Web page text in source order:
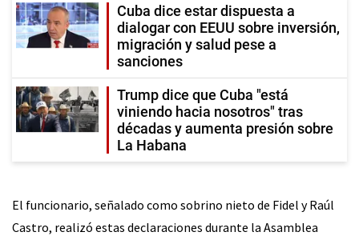
Cuba dice estar dispuesta a
dialogar con EEUU sobre inversión,
migración y salud pese a
sanciones
Trump dice que Cuba "está
viniendo hacia nosotros" tras
décadas y aumenta presión sobre
La Habana
El funcionario, señalado como sobrino nieto de Fidel y Raúl
Castro, realizó estas declaraciones durante la Asamblea